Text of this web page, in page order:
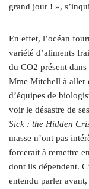
grand jour ! »,
En effet, l’océan
variété d’aliments
du CO2 présent
Mme Mitchell à aller
d’équipes de
voir le désastre de
Sick : the Hidden
masse n’ont pas
forcerait à remettre
dont ils dépendent.
entendu parler